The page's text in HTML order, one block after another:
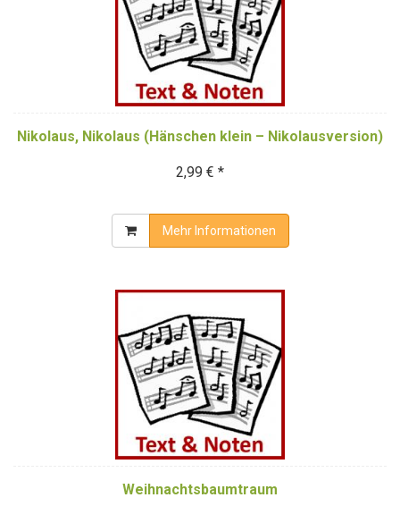
Nikolaus, Nikolaus (Hänschen klein – Nikolausversion)
2,99 € *
Mehr Informationen
Weihnachtsbaumtraum